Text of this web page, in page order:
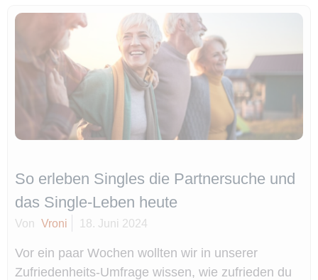
So erleben Singles die Partnersuche und
das Single-Leben heute
Von Vroni 18. Juni 2024
Vor ein paar Wochen wollten wir in unserer
Zufriedenheits-Umfrage wissen, wie zufrieden du